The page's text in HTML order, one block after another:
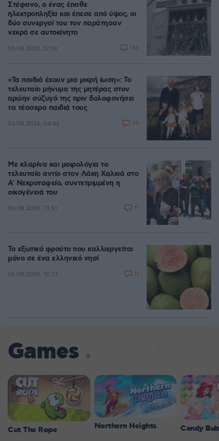
Στέφανο, ο ένας έπαθε
ηλεκτροπληξία και έπεσε από ύψος, οι
δύο συνεργοί του τον παράτησαν
νεκρό σε αυτοκίνητο
06.08.2026, 12:10 143
«Τα παιδιά έχουν μια μικρή ίωση»: Το
τελευταίο μήνυμα της μητέρας στον
πρώην σύζυγό της πριν δολοφονήσει
τα τέσσερα παιδιά τους
06.08.2026, 04:44 69
Με κλαρίνα και μοιρολόγια το
τελευταίο αντίο στον Λάκη Χαλκιά στο
A' Νεκροταφείο, συντετριμμένη η
οικογένειά του
06.08.2026, 13:10 11
Το εξωτικό φρούτο που καλλιεργείται
μόνο σε ένα ελληνικό νησί
06.08.2026, 10:57 11
Games
Cut The Rope Northern Heights Candy